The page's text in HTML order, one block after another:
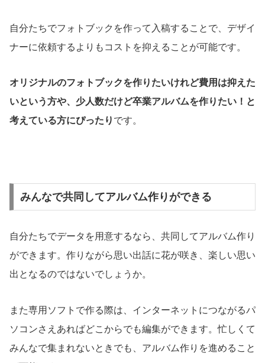
自分たちでフォトブックを作って入稿することで、デザイ
ナーに依頼するよりもコストを抑えることが可能です。
オリジナルのフォトブックを作りたいけれど費用は抑えた
いという方や、少人数だけど卒業アルバムを作りたい！と
考えている方にぴったり です。
みんなで共同してアルバム作りができる
自分たちでデータを用意するなら、共同してアルバム作り
ができます。作りながら思い出話に花が咲き、楽しい思い
出となるのではないでしょうか。
また専用ソフトで作る際は、インターネットにつながるパ
ソコンさえあればどこからでも編集ができます。忙しくて
みんなで集まれないときでも、アルバム作りを進めること